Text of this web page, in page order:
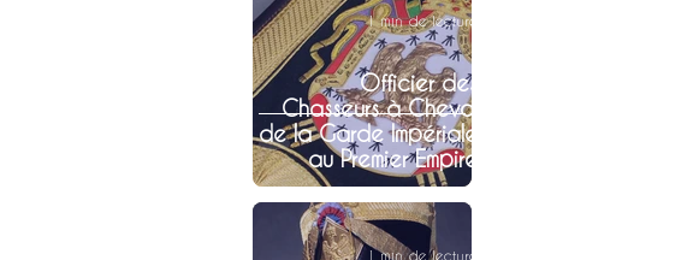
Officier des
Chasseurs à Cheval
de la Garde Impériale
au Premier Empire
1 min de lecture
1 min de lecture